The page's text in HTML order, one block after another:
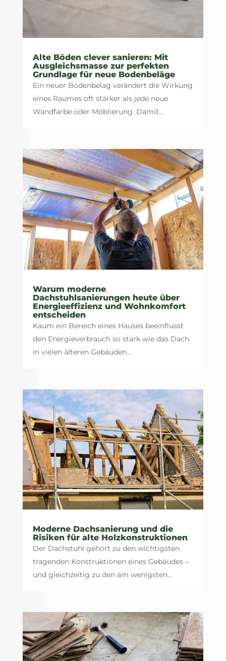
Alte Böden clever sanieren: Mit
Ausgleichsmasse zur perfekten
Grundlage für neue Bodenbeläge
Ein neuer Bodenbelag verändert die Wirkung
eines Raumes oft stärker als jede neue
Wandfarbe oder Möblierung. Damit...
Warum moderne
Dachstuhlsanierungen heute über
Energieeffizienz und Wohnkomfort
entscheiden
Kaum ein Bereich eines Hauses beeinflusst
den Energieverbrauch so stark wie das Dach.
In vielen älteren Gebäuden...
Moderne Dachsanierung und die
Risiken für alte Holzkonstruktionen
Der Dachstuhl gehört zu den wichtigsten
tragenden Konstruktionen eines Gebäudes –
und gleichzeitig zu den am wenigsten...